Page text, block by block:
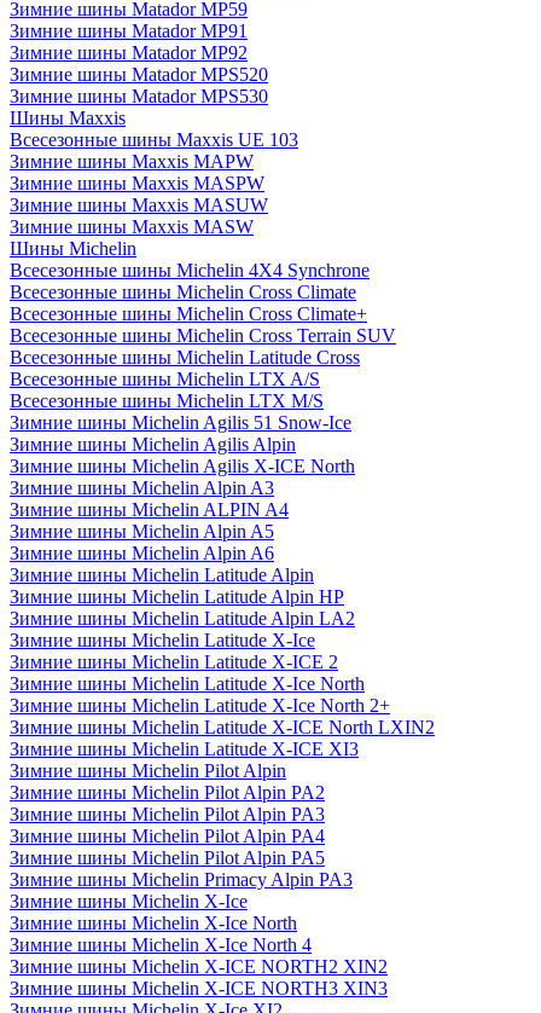
Зимние шины Matador MP59
Зимние шины Matador MP91
Зимние шины Matador MP92
Зимние шины Matador MPS520
Зимние шины Matador MPS530
Шины Maxxis
Всесезонные шины Maxxis UE 103
Зимние шины Maxxis MAPW
Зимние шины Maxxis MASPW
Зимние шины Maxxis MASUW
Зимние шины Maxxis MASW
Шины Michelin
Всесезонные шины Michelin 4X4 Synchrone
Всесезонные шины Michelin Cross Climate
Всесезонные шины Michelin Cross Climate+
Всесезонные шины Michelin Cross Terrain SUV
Всесезонные шины Michelin Latitude Cross
Всесезонные шины Michelin LTX A/S
Всесезонные шины Michelin LTX M/S
Зимние шины Michelin Agilis 51 Snow-Ice
Зимние шины Michelin Agilis Alpin
Зимние шины Michelin Agilis X-ICE North
Зимние шины Michelin Alpin A3
Зимние шины Michelin ALPIN A4
Зимние шины Michelin Alpin A5
Зимние шины Michelin Alpin A6
Зимние шины Michelin Latitude Alpin
Зимние шины Michelin Latitude Alpin HP
Зимние шины Michelin Latitude Alpin LA2
Зимние шины Michelin Latitude X-Ice
Зимние шины Michelin Latitude X-ICE 2
Зимние шины Michelin Latitude X-Ice North
Зимние шины Michelin Latitude X-Ice North 2+
Зимние шины Michelin Latitude X-ICE North LXIN2
Зимние шины Michelin Latitude X-ICE XI3
Зимние шины Michelin Pilot Alpin
Зимние шины Michelin Pilot Alpin PA2
Зимние шины Michelin Pilot Alpin PA3
Зимние шины Michelin Pilot Alpin PA4
Зимние шины Michelin Pilot Alpin PA5
Зимние шины Michelin Primacy Alpin PA3
Зимние шины Michelin X-Ice
Зимние шины Michelin X-Ice North
Зимние шины Michelin X-Ice North 4
Зимние шины Michelin X-ICE NORTH2 XIN2
Зимние шины Michelin X-ICE NORTH3 XIN3